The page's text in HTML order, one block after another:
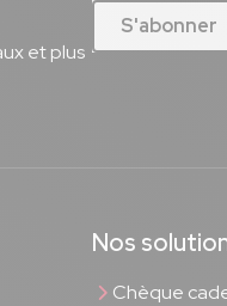
et plus
S'abonner
Nos
Chèque